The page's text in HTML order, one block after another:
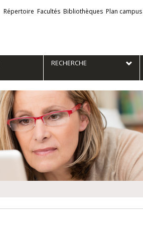
Liens
externes
Répertoire Facultés Bibliothèques Plan campus
RECHERCHE